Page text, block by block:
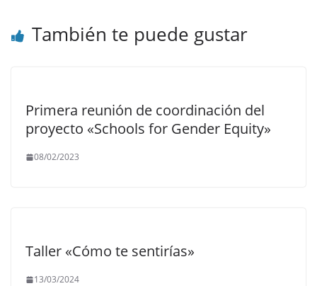
También te puede gustar
Primera reunión de coordinación del
proyecto «Schools for Gender Equity»
08/02/2023
Taller «Cómo te sentirías»
13/03/2024